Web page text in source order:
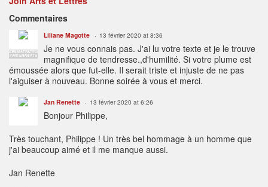
Commentaires
ADMINISTRATEUR
PARTENARIATS
Liliane Magotte 13 février 2020 at 8:36
Je ne vous connais pas. J'ai lu votre texte et je le trouve
magnifique de tendresse.,d'humilité. Si votre plume est
émoussée alors que fut-elle. Il serait triste et injuste de ne pas
l'aiguiser à nouveau. Bonne soirée à vous et merci.
Jan Renette 13 février 2020 at 6:26
Bonjour Philippe,
Très touchant, Philippe ! Un très bel hommage à un homme que
j'ai beaucoup aimé et il me manque aussi.
Jan Renette